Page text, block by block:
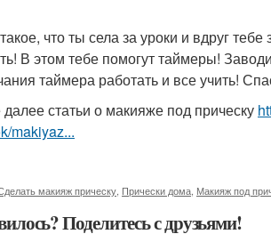
что ты села за уроки и вдруг
В этом тебе помогут таймеры!
таймера работать и все учить!
далее статьи о макияже под прическу
makiyaz...
макияж прическу Прически дома Макияж под
Поделитесь с друзьями!